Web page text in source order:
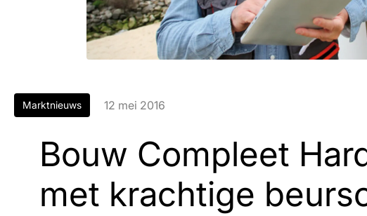
Marktnieuws 12 mei 2016
Bouw Compleet
met krachtige